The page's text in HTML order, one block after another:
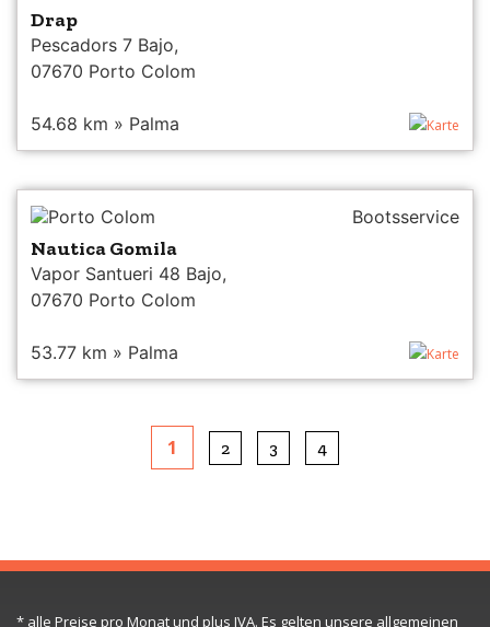
Drap
Pescadors 7 Bajo,
07670 Porto Colom
54.68 km » Palma Karte
Porto Colom Bootsservice
Nautica Gomila
Vapor Santueri 48 Bajo,
07670 Porto Colom
53.77 km » Palma Karte
1 2 3 4
* alle Preise pro Monat und plus IVA. Es gelten unsere allgemeinen